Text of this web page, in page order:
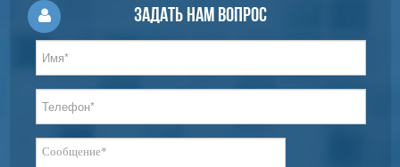
Задать нам вопрос